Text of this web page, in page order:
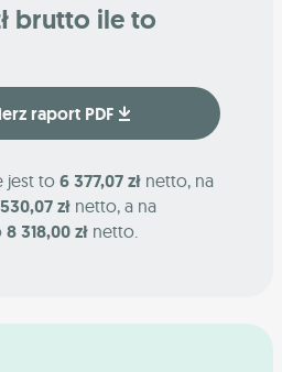
brutto ile to
raport PDF
jest to 6 377,07 zł netto, na
zł netto, a na
8 318,00 zł netto.